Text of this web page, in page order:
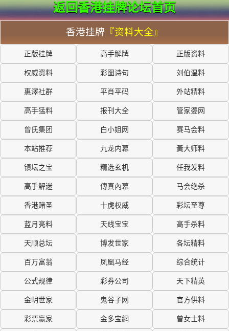
返回香港挂牌论坛首页
香港挂牌 『资料大全』
正版挂牌 高手解牌 正版资料
权威资料 彩图诗句 刘伯温料
惠澤社群 平肖平码 外站精料
高手猛料 报刊大全 管家婆网
曾氏集团 白小姐网 赛马会料
本站推荐 九龙内幕 黃大师料
镇坛之宝 精选玄机 任我发料
高手解迷 傳真內幕 马会绝杀
香港赌圣 十虎权威 彩坛至尊
蓝月亮料 天线宝宝 高手杀料
天顺总坛 博发世家 各坛精料
百万富翁 凤凰马经 综合统计
公式规律 彩券公司 天下精英
金明世家 鬼谷子网 官方供料
彩票赢家 金多宝網 曾女士料